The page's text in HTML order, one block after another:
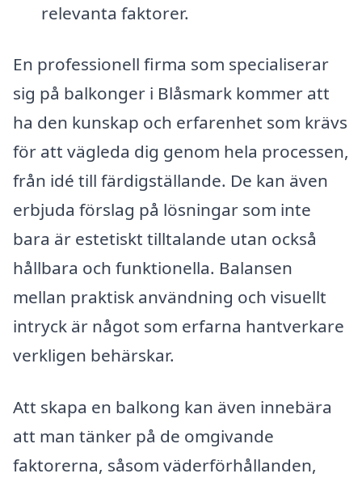
relevanta faktorer.
En professionell firma som specialiserar
sig på balkonger i Blåsmark kommer att
ha den kunskap och erfarenhet som krävs
för att vägleda dig genom hela processen,
från idé till färdigställande. De kan även
erbjuda förslag på lösningar som inte
bara är estetiskt tilltalande utan också
hållbara och funktionella. Balansen
mellan praktisk användning och visuellt
intryck är något som erfarna hantverkare
verkligen behärskar.
Att skapa en balkong kan även innebära
att man tänker på de omgivande
faktorerna, såsom väderförhållanden,